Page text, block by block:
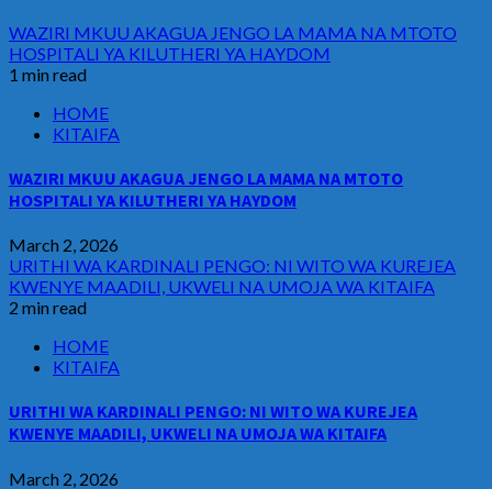
WAZIRI MKUU AKAGUA JENGO LA MAMA NA MTOTO
HOSPITALI YA KILUTHERI YA HAYDOM
1 min read
HOME
KITAIFA
WAZIRI MKUU AKAGUA JENGO LA MAMA NA MTOTO
HOSPITALI YA KILUTHERI YA HAYDOM
March 2, 2026
URITHI WA KARDINALI PENGO: NI WITO WA KUREJEA
KWENYE MAADILI, UKWELI NA UMOJA WA KITAIFA
2 min read
HOME
KITAIFA
URITHI WA KARDINALI PENGO: NI WITO WA KUREJEA
KWENYE MAADILI, UKWELI NA UMOJA WA KITAIFA
March 2, 2026